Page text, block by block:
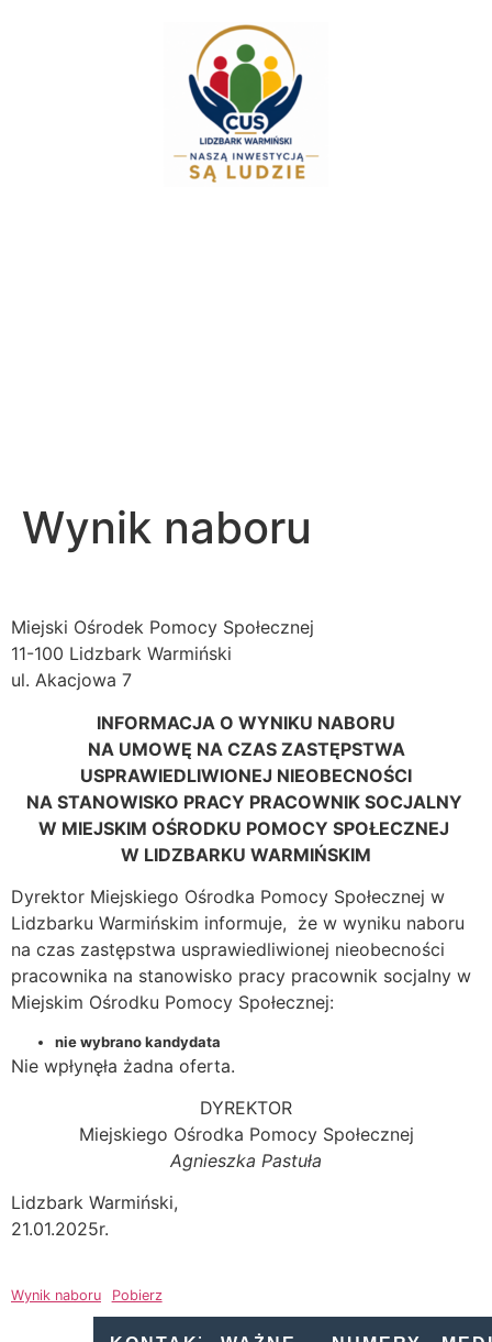
Wynik naboru
Miejski Ośrodek Pomocy Społecznej
11-100 Lidzbark Warmiński
ul. Akacjowa 7
INFORMACJA O WYNIKU NABORU
NA UMOWĘ NA CZAS ZASTĘPSTWA
USPRAWIEDLIWIONEJ NIEOBECNOŚCI
NA STANOWISKO PRACY PRACOWNIK SOCJALNY
W MIEJSKIM OŚRODKU POMOCY SPOŁECZNEJ
W LIDZBARKU WARMIŃSKIM
Dyrektor Miejskiego Ośrodka Pomocy Społecznej w
Lidzbarku Warmińskim informuje, że w wyniku naboru
na czas zastępstwa usprawiedliwionej nieobecności
pracownika na stanowisko pracy pracownik socjalny w
Miejskim Ośrodku Pomocy Społecznej:
nie wybrano kandydata
Nie wpłynęła żadna oferta.
DYREKTOR
Miejskiego Ośrodka Pomocy Społecznej
Agnieszka Pastuła
Lidzbark Warmiński,
21.01.2025r.
Wynik naboru Pobierz